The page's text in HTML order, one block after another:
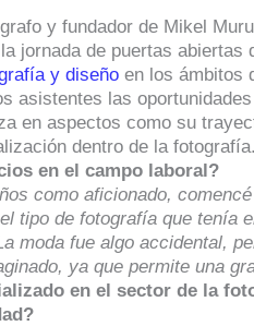
y fundador de Mikel
jornada de puertas abiertas
y diseño en los ámbitos
asistentes las
en aspectos como su
dentro de la fotografía.
en el campo laboral?
como aficionado,
tipo de fotografía que tenía
moda fue algo accidental,
ya que permite una
en el sector de la